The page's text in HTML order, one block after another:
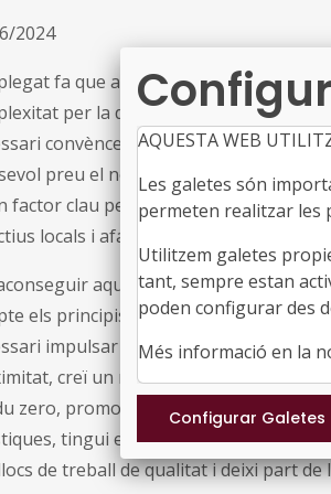
2024
fa que abordar la transformació
per la dificultat d’harmonitzar
convèncer al sector empresarial
preu el nombre de turistes és un
factor clau per al futur de qualsevol
locals i afavoreix una oferta
aquest objectiu és
els principis de l'Agenda 2030 i això
impulsar un canvi de paradigma
creï un nou "terreny de joc"
zero, promogui nous models de
tingui en compte les
de treball de qualitat i deixi part
AQUESTA WEB
Les galetes són
permeten realitzar les
Utilitzem galetes
tant, sempre estan
poden configurar des
Més informació en la